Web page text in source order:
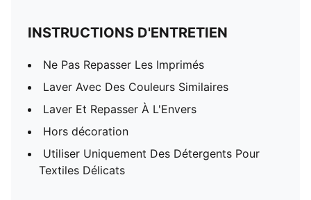
INSTRUCTIONS D'ENTRETIEN
Ne Pas Repasser Les Imprimés
Laver Avec Des Couleurs Similaires
Laver Et Repasser À L'Envers
Hors décoration
Utiliser Uniquement Des Détergents Pour
Textiles Délicats